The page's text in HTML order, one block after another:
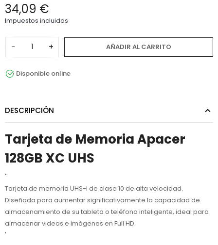
34,09 €
Impuestos incluidos
− + AÑADIR AL CARRITO
Disponible online
DESCRIPCIÓN
Tarjeta de Memoria Apacer
128GB XC UHS
''
Tarjeta de memoria UHS-I de clase 10 de alta velocidad.
Diseñada para aumentar significativamente la capacidad de
almacenamiento de su tableta o teléfono inteligente, ideal para
almacenar videos e imágenes en Full HD.
'